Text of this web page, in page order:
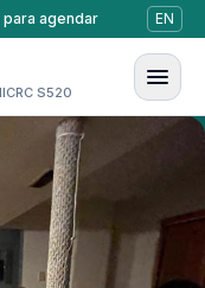
agendar EN
S520